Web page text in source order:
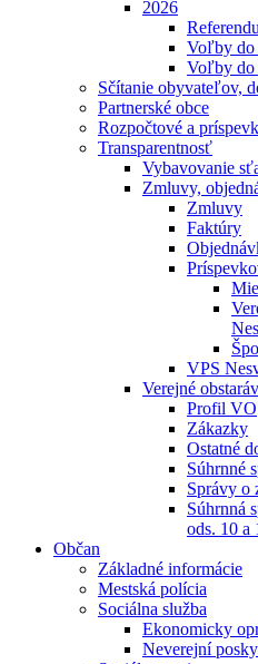
2026
Voľby do
Voľby do
Sčítanie obyvateľov,
Partnerské obce
Rozpočtové a
Transparentnosť
Vybavovanie
Zmluvy,
Zmluvy
Faktúry
VPS
Verejné
Profil VO
Zákazky
Ostatné
Súhrnné
Správy o
Súhrnná
ods. 10 a
Občan
Základné informácie
Mestská polícia
Sociálna služba
Ekonomicky
Neverejní